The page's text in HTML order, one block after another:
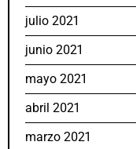
julio 2021
junio 2021
mayo 2021
abril 2021
marzo 2021